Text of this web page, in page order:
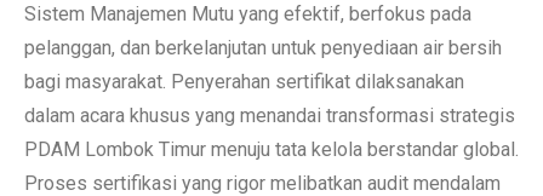
Sistem Manajemen Mutu yang efektif, berfokus pada
pelanggan, dan berkelanjutan untuk penyediaan air bersih
bagi masyarakat. Penyerahan sertifikat dilaksanakan
dalam acara khusus yang menandai transformasi strategis
PDAM Lombok Timur menuju tata kelola berstandar global.
Proses sertifikasi yang rigor melibatkan audit mendalam